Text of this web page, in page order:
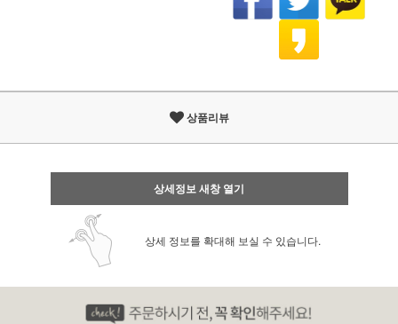
상품리뷰
상세정보 새창 열기
상세 정보를 확대해 보실 수 있습니다.